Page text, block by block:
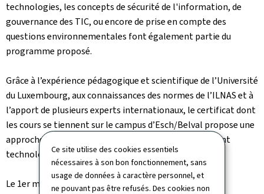
Ce site utilise des cookies essentiels
nécessaires à son bon fonctionnement, sans
usage de données à caractère personnel, et
ne pouvant pas être refusés. Des cookies non
technologies, les concepts de sécurité de l'information, de
gouvernance des TIC, ou encore de prise en compte des
questions environnementales font également partie du
programme proposé.
Grâce à l’expérience pédagogique et scientifique de l’Université
du Luxembourg, aux connaissances des normes de l’ILNAS et à
l’apport de plusieurs experts internationaux, le certificat dont
les cours se tiennent sur le campus d’Esch/Belval propose une
approche innovante des domaines Smart ICT en mêlant
technologie, normalisation et innovation.
Le 1er mars 2018 les étudiants, essentiellement des